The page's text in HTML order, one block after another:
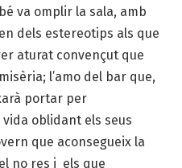
va omplir la sala, amb
dels estereotips als que
aturat convençut que
l’amo del bar que,
portar per
oblidant els seus
que aconsegueix la
no res i els que